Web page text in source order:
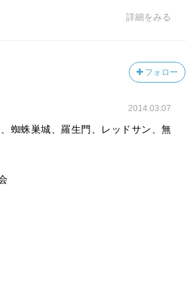
詳細をみる
フォロー
2014.03.07
蜘蛛巣城、羅生門、レッドサン、無